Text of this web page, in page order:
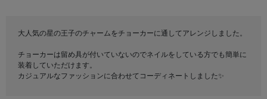
大人気の星の王子のチャームをチョーカーに通してアレンジしました。
チョーカーは留め具が付いていないのでネイルをしている方でも簡単に
装着していただけます。
カジュアルなファッションに合わせてコーディネートしました✨